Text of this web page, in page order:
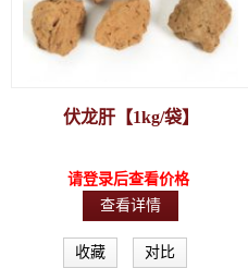
伏龙肝【1kg/袋】
请登录后查看价格
查看详情
收藏 对比